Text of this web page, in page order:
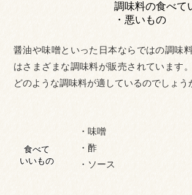
調味料の食べて
・悪いもの
醤油や味噌といった日本ならではの調味
はさまざまな調味料が販売されています
どのような調味料が適しているのでしょう
食べて
いいもの
・味噌
・酢
・ソース